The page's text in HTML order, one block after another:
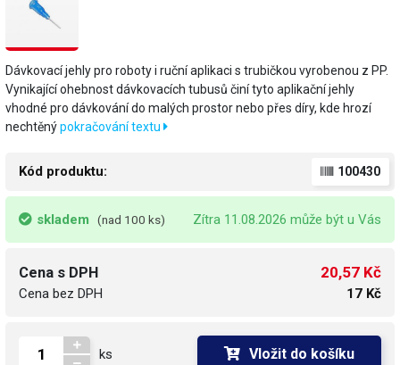
Dávkovací jehly pro roboty i ruční aplikaci s trubičkou vyrobenou z PP.
Vynikající ohebnost dávkovacích tubusů činí tyto aplikační jehly
vhodné pro dávkování do malých prostor nebo přes díry, kde hrozí
nechtěnýpokračování textu
Kód produktu: 100430
skladem (nad 100 ks) Zítra 11.08.2026 může být u Vás
Cena s DPH
Cena bez DPH
20,57 Kč
17 Kč
ks Vložit do košíku